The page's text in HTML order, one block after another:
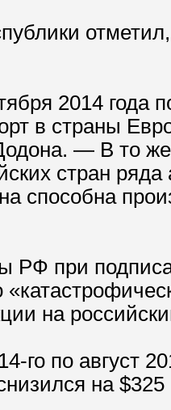
2014 года
в страны
— В то
стран
способна
РФ при
на
го по август
на